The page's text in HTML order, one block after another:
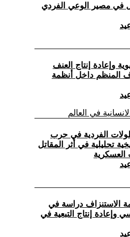
في مصير الوعي الفردي
وإعادة إنتاج العنف
المنظم داخل أنظمة
في العالم
الفردية في حرب
تاريخية تحليلية في أثر المقاتل
العسكرية
الاستنزاف دراسة في
وإعادة إنتاج التبعية في